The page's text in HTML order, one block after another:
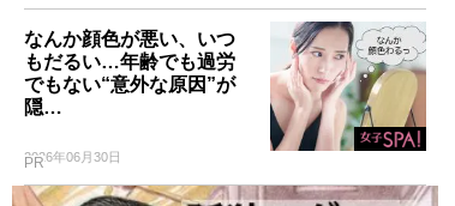
なんか顔色が悪い、いつ
もだるい…年齢でも過労
でもない“意外な原因”が
隠…
2026年06月30日
PR